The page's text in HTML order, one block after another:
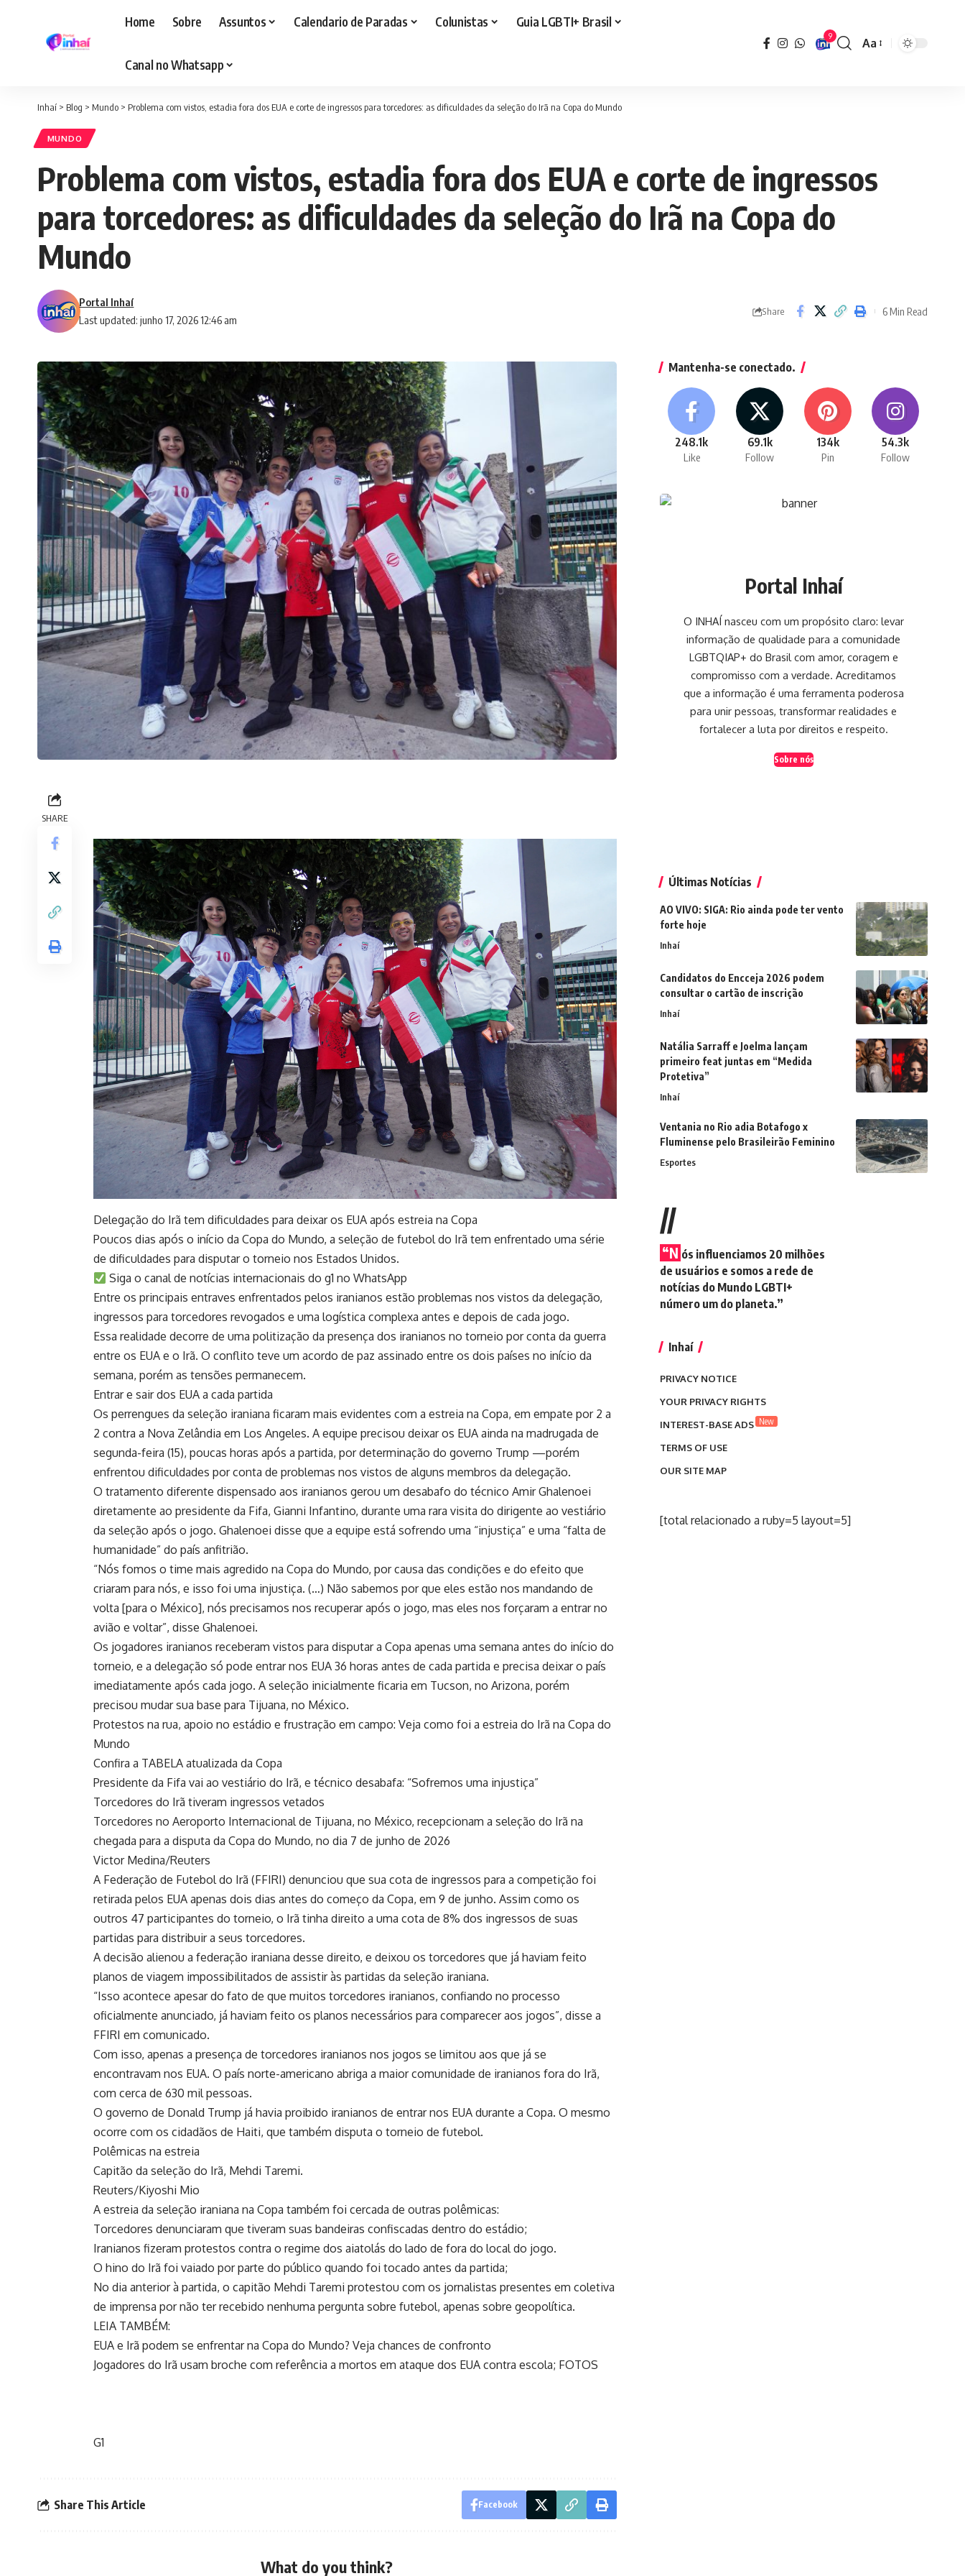
Home Sobre Assuntos Calendario de Paradas Colunistas Guia LGBTI+ Brasil
Canal no Whatsapp
9
Font
Aa
Inhaí > Blog > Mundo > Problema com vistos, estadia fora dos EUA e corte de ingressos para torcedores: as dificuldades da seleção do Irã na Copa do Mundo
MUNDO
Problema com vistos, estadia fora dos EUA e corte de ingressos
para torcedores: as dificuldades da seleção do Irã na Copa do
Mundo
Last updated: junho 17, 2026 12:46 am
Portal Inhaí
Share 6 Min Read
SHARE
Delegação do Irã tem dificuldades para deixar os EUA após estreia na Copa
Poucos dias após o início da Copa do Mundo, a seleção de futebol do Irã tem enfrentado uma série
de dificuldades para disputar o torneio nos Estados Unidos.
Siga o canal de notícias internacionais do g1 no WhatsApp
Entre os principais entraves enfrentados pelos iranianos estão problemas nos vistos da delegação,
ingressos para torcedores revogados e uma logística complexa antes e depois de cada jogo.
Essa realidade decorre de uma politização da presença dos iranianos no torneio por conta da guerra
entre os EUA e o Irã. O conflito teve um acordo de paz assinado entre os dois países no início da
semana, porém as tensões permanecem.
Entrar e sair dos EUA a cada partida
Os perrengues da seleção iraniana ficaram mais evidentes com a estreia na Copa, em empate por 2 a
2 contra a Nova Zelândia em Los Angeles. A equipe precisou deixar os EUA ainda na madrugada de
segunda-feira (15), poucas horas após a partida, por determinação do governo Trump —porém
enfrentou dificuldades por conta de problemas nos vistos de alguns membros da delegação.
O tratamento diferente dispensado aos iranianos gerou um desabafo do técnico Amir Ghalenoei
diretamente ao presidente da Fifa, Gianni Infantino, durante uma rara visita do dirigente ao vestiário
da seleção após o jogo. Ghalenoei disse que a equipe está sofrendo uma “injustiça” e uma “falta de
humanidade” do país anfitrião.
“Nós fomos o time mais agredido na Copa do Mundo, por causa das condições e do efeito que
criaram para nós, e isso foi uma injustiça. (…) Não sabemos por que eles estão nos mandando de
volta [para o México], nós precisamos nos recuperar após o jogo, mas eles nos forçaram a entrar no
avião e voltar”, disse Ghalenoei.
Os jogadores iranianos receberam vistos para disputar a Copa apenas uma semana antes do início do
torneio, e a delegação só pode entrar nos EUA 36 horas antes de cada partida e precisa deixar o país
imediatamente após cada jogo. A seleção inicialmente ficaria em Tucson, no Arizona, porém
precisou mudar sua base para Tijuana, no México.
Protestos na rua, apoio no estádio e frustração em campo: Veja como foi a estreia do Irã na Copa do
Mundo
Confira a TABELA atualizada da Copa
Presidente da Fifa vai ao vestiário do Irã, e técnico desabafa: “Sofremos uma injustiça”
Torcedores do Irã tiveram ingressos vetados
Torcedores no Aeroporto Internacional de Tijuana, no México, recepcionam a seleção do Irã na
chegada para a disputa da Copa do Mundo, no dia 7 de junho de 2026
Victor Medina/Reuters
A Federação de Futebol do Irã (FFIRI) denunciou que sua cota de ingressos para a competição foi
retirada pelos EUA apenas dois dias antes do começo da Copa, em 9 de junho. Assim como os
outros 47 participantes do torneio, o Irã tinha direito a uma cota de 8% dos ingressos de suas
partidas para distribuir a seus torcedores.
A decisão alienou a federação iraniana desse direito, e deixou os torcedores que já haviam feito
planos de viagem impossibilitados de assistir às partidas da seleção iraniana.
“Isso acontece apesar do fato de que muitos torcedores iranianos, confiando no processo
oficialmente anunciado, já haviam feito os planos necessários para comparecer aos jogos”, disse a
FFIRI em comunicado.
Com isso, apenas a presença de torcedores iranianos nos jogos se limitou aos que já se
encontravam nos EUA. O país norte-americano abriga a maior comunidade de iranianos fora do Irã,
com cerca de 630 mil pessoas.
O governo de Donald Trump já havia proibido iranianos de entrar nos EUA durante a Copa. O mesmo
ocorre com os cidadãos de Haiti, que também disputa o torneio de futebol.
Polêmicas na estreia
Capitão da seleção do Irã, Mehdi Taremi.
Reuters/Kiyoshi Mio
A estreia da seleção iraniana na Copa também foi cercada de outras polêmicas:
Torcedores denunciaram que tiveram suas bandeiras confiscadas dentro do estádio;
Iranianos fizeram protestos contra o regime dos aiatolás do lado de fora do local do jogo.
O hino do Irã foi vaiado por parte do público quando foi tocado antes da partida;
No dia anterior à partida, o capitão Mehdi Taremi protestou com os jornalistas presentes em coletiva
de imprensa por não ter recebido nenhuma pergunta sobre futebol, apenas sobre geopolítica.
LEIA TAMBÉM:
EUA e Irã podem se enfrentar na Copa do Mundo? Veja chances de confronto
Jogadores do Irã usam broche com referência a mortos em ataque dos EUA contra escola; FOTOS
G1
Share This Article Facebook
What do you think?
Mantenha-se conectado.
248.1k
Like
69.1k
Follow
134k
Pin
54.3k
Follow
Portal Inhaí
O INHAÍ nasceu com um propósito claro: levar
informação de qualidade para a comunidade
LGBTQIAP+ do Brasil com amor, coragem e
compromisso com a verdade. Acreditamos
que a informação é uma ferramenta poderosa
para unir pessoas, transformar realidades e
fortalecer a luta por direitos e respeito.
Sobre nós
Últimas Notícias
AO VIVO: SIGA: Rio ainda pode ter vento
forte hoje
Inhaí
Candidatos do Encceja 2026 podem
consultar o cartão de inscrição
Inhaí
Natália Sarraff e Joelma lançam
primeiro feat juntas em “Medida
Protetiva”
Inhaí
Ventania no Rio adia Botafogo x
Fluminense pelo Brasileirão Feminino
Esportes
//
“N ós influenciamos 20 milhões
de usuários e somos a rede de
notícias do Mundo LGBTI+
número um do planeta.”
Inhaí
PRIVACY NOTICE
YOUR PRIVACY RIGHTS
INTEREST-BASE ADS New
TERMS OF USE
OUR SITE MAP
[total relacionado a ruby=5 layout=5]